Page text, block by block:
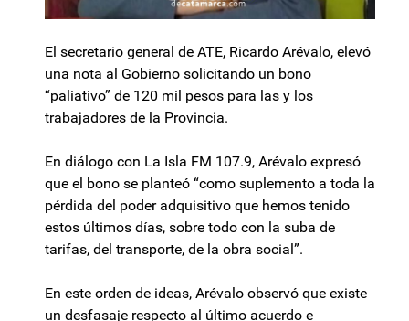
El secretario general de ATE, Ricardo Arévalo, elevó
una nota al Gobierno solicitando un bono
“paliativo” de 120 mil pesos para las y los
trabajadores de la Provincia.
En diálogo con La Isla FM 107.9, Arévalo expresó
que el bono se planteó “como suplemento a toda la
pérdida del poder adquisitivo que hemos tenido
estos últimos días, sobre todo con la suba de
tarifas, del transporte, de la obra social”.
En este orden de ideas, Arévalo observó que existe
un desfasaje respecto al último acuerdo e